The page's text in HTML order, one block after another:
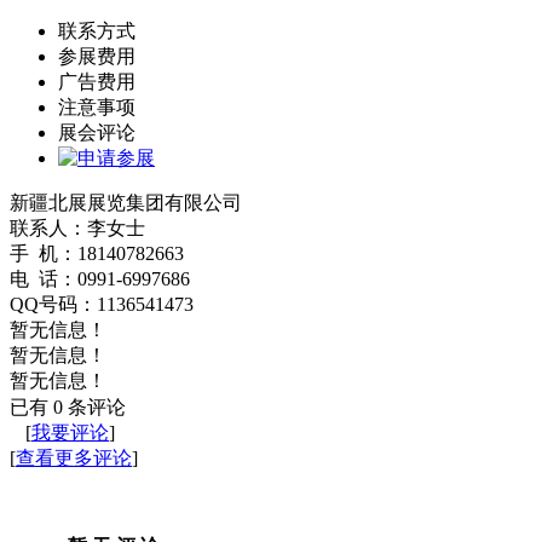
联系方式
参展费用
广告费用
注意事项
展会评论
新疆北展展览集团有限公司
联系人：李女士
手 机：18140782663
电 话：0991-6997686
QQ号码：1136541473
暂无信息！
暂无信息！
暂无信息！
已有 0 条评论
[我要评论]
[查看更多评论]